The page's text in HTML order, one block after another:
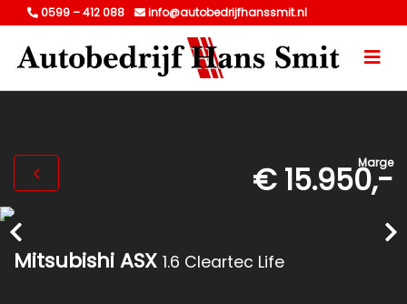
0599 – 412 088 info@autobedrijfhanssmit.nl
Marge
€ 15.950,-
Mitsubishi ASX 1.6 Cleartec Life